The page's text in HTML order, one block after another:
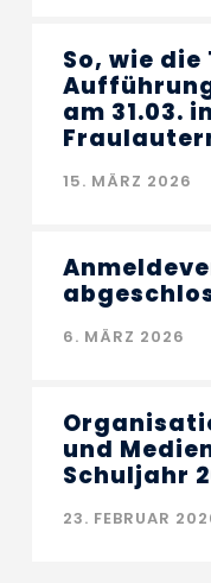
So, wie
am 31.03.
15. MÄRZ 2026
6. MÄRZ 2026
und
Schuljahr
23. FEBRUAR